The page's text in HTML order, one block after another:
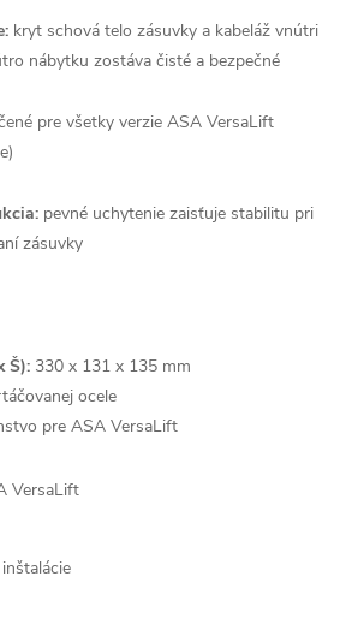
kryt schová telo zásuvky a kabeláž vnútri
nábytku zostáva čisté a bezpečné
pre všetky verzie ASA VersaLift
pevné uchytenie zaisťuje stabilitu pri
zásuvky
Š): 330 x 131 x 135 mm
ocele
pre ASA VersaLift